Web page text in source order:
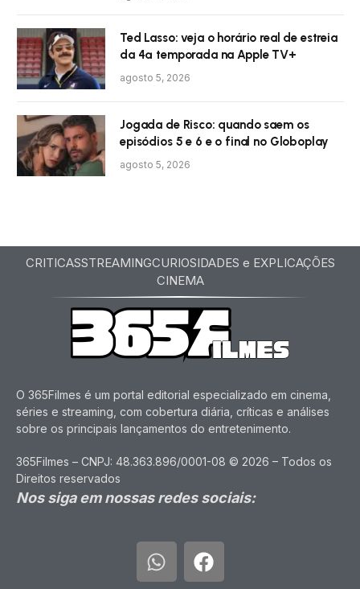
Ted Lasso: veja o horário real de estreia
da 4ª temporada na Apple TV+
agosto 5, 2026
Jogada de Risco: quando saem os
episódios 5 e 6 e o final no Globoplay
agosto 5, 2026
CRITICASSTREAMINGCURIOSIDADES e EXPLICAÇÕES
CINEMA
O 365Filmes é um portal editorial especializado em cinema,
séries e streaming, com cobertura diária, críticas e análises
sobre os principais lançamentos do entretenimento.
365Filmes – CNPJ: 48.363.896/0001-08 © 2026 – Todos os
Direitos reservados
Nos siga em nossas redes sociais: